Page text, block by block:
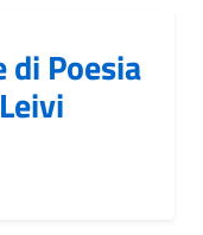
di Poesia